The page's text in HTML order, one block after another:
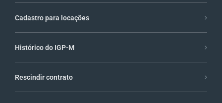
Cadastro para locações
Histórico do IGP-M
Rescindir contrato